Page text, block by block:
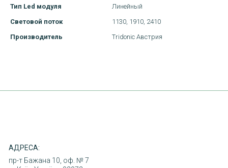
Тип Led модуля
Линейный
Световой поток
1130, 1910, 2410
Производитель
Tridonic Австрия
ДОСТАВКА
ОПЛАТА
АДРЕСА:
пр-т Бажана 10, оф. № 7